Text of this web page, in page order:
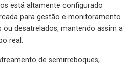
está altamente configurado
para gestão e monitoramento
ou desatrelados, mantendo assim a
real.
de semirreboques,